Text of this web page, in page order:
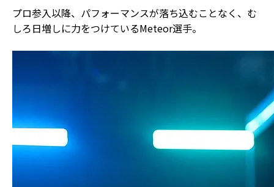
プロ参入以降、パフォーマンスが落ち込むことなく、む
しろ日増しに力をつけているMeteor選手。